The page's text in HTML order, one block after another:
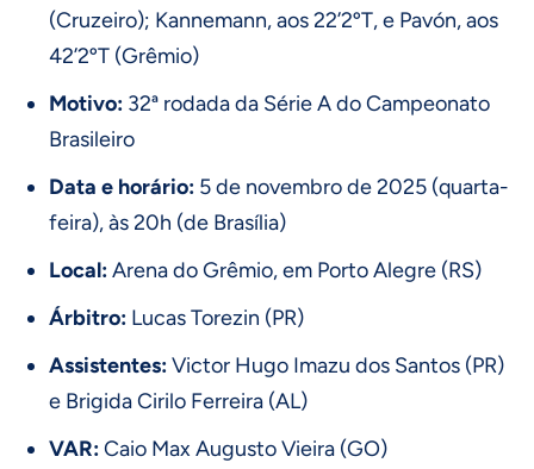
(Cruzeiro); Kannemann, aos 22’2ºT, e Pavón, aos
42’2ºT (Grêmio)
Motivo: 32ª rodada da Série A do Campeonato
Brasileiro
Data e horário: 5 de novembro de 2025 (quarta-
feira), às 20h (de Brasília)
Local:Arena do Grêmio, em Porto Alegre (RS)
Árbitro: Lucas Torezin (PR)
Assistentes:Victor Hugo Imazu dos Santos (PR)
e Brigida Cirilo Ferreira (AL)
VAR:Caio Max Augusto Vieira (GO)